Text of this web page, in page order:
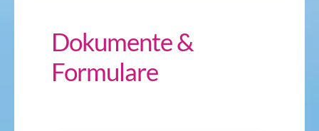
Dokumente &
Formulare